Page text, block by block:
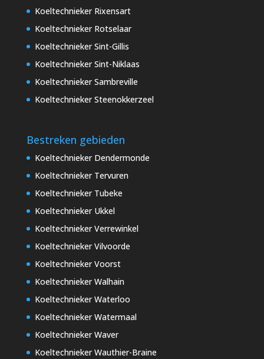
Koeltechnieker Rixensart
Koeltechnieker Rotselaar
Koeltechnieker Sint-Gillis
Koeltechnieker Sint-Niklaas
Koeltechnieker Sambreville
Koeltechnieker Steenokkerzeel
Bestreken gebieden
Koeltechnieker Dendermonde
Koeltechnieker Tervuren
Koeltechnieker Tubeke
Koeltechnieker Ukkel
Koeltechnieker Verrewinkel
Koeltechnieker Vilvoorde
Koeltechnieker Voorst
Koeltechnieker Walhain
Koeltechnieker Waterloo
Koeltechnieker Watermaal
Koeltechnieker Waver
Koeltechnieker Wauthier-Braine